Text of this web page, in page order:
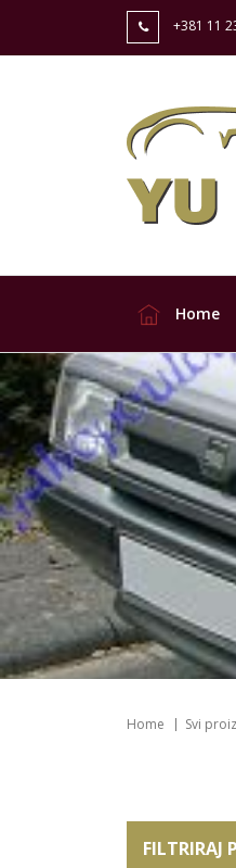
+381 11
Home
Home Svi
FILTRIRAJ